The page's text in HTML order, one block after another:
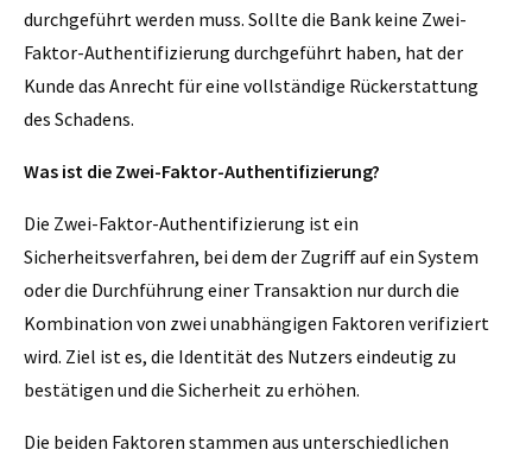
durchgeführt werden muss. Sollte die Bank keine Zwei-
Faktor-Authentifizierung durchgeführt haben, hat der
Kunde das Anrecht für eine vollständige Rückerstattung
des Schadens.
Was ist die Zwei-Faktor-Authentifizierung?
Die Zwei-Faktor-Authentifizierung ist ein
Sicherheitsverfahren, bei dem der Zugriff auf ein System
oder die Durchführung einer Transaktion nur durch die
Kombination von zwei unabhängigen Faktoren verifiziert
wird. Ziel ist es, die Identität des Nutzers eindeutig zu
bestätigen und die Sicherheit zu erhöhen.
Die beiden Faktoren stammen aus unterschiedlichen